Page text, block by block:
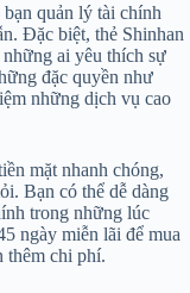
quản lý tài chính
Đặc biệt, thẻ Shinhan
ai yêu thích sự
đặc quyền như
những dịch vụ cao
mặt nhanh chóng,
Bạn có thể dễ dàng
trong những lúc
ngày miễn lãi để mua
thêm chi phí.